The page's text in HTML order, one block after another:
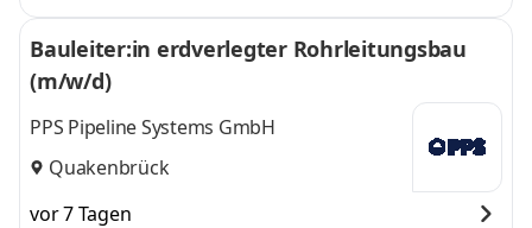
Bauleiter:in erdverlegter Rohrleitungsbau
(m/w/d)
PPS Pipeline Systems GmbH
Quakenbrück
vor 7 Tagen